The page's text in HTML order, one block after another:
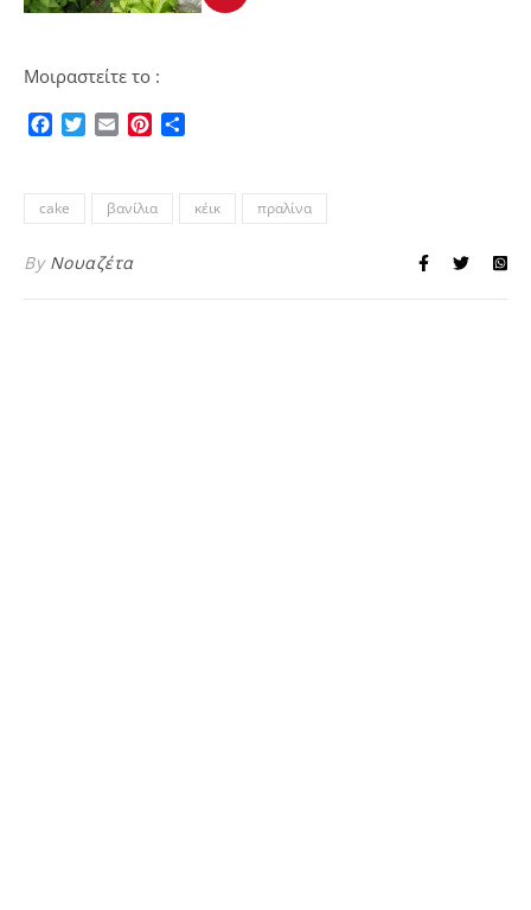
Μοιραστείτε το :
Facebook
TwitterEmailPinterest
cake βανίλια κέικ πραλίνα
By Νουαζέτα